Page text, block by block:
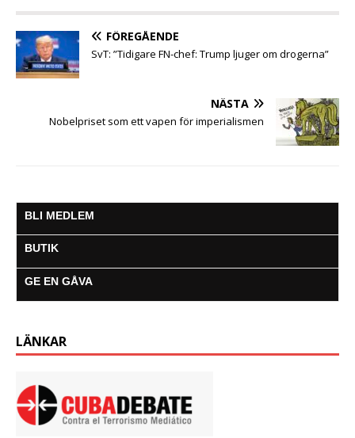
r
FÖREGÅENDE
SvT: ”Tidigare FN-chef: Trump ljuger om drogerna”
NÄSTA
Nobelpriset som ett vapen för imperialismen
BLI MEDLEM
BUTIK
GE EN GÅVA
LÄNKAR